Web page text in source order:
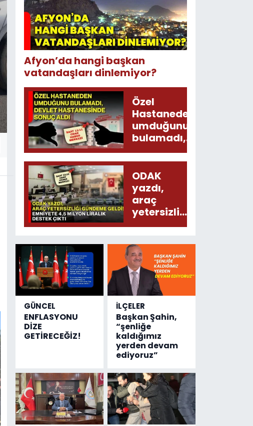
Afyon’da hangi başkan
vatandaşları dinlemiyor?
Özel
Hastaneden
umduğunu
bulamadı,
Devlet
Hastanesinde
sonuç aldı
ODAK
yazdı,
araç
yetersizliği
gündeme
Emniyete
4,5 milyon
liralık
destek
çıktı
GÜNCEL
ENFLASYONU
DİZE
GETİRECEĞİZ!
İLÇELER
Başkan Şahin,
“şenliğe
kaldığımız
yerden devam
ediyoruz”